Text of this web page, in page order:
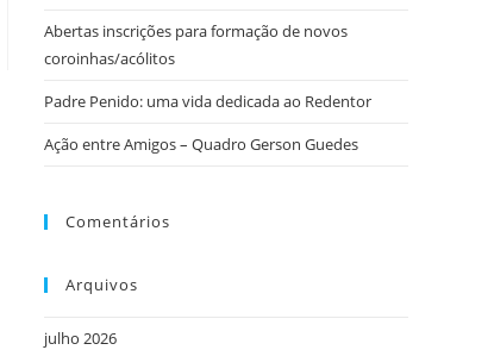
Abertas inscrições para formação de novos
coroinhas/acólitos
Padre Penido: uma vida dedicada ao Redentor
Ação entre Amigos – Quadro Gerson Guedes
Comentários
Arquivos
julho 2026